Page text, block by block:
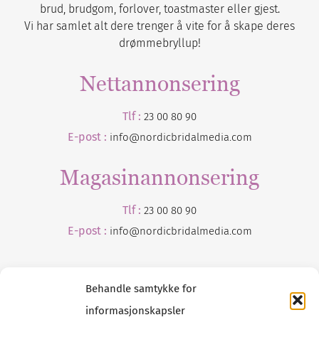
Behandle samtykke for
informasjonskapsler
brud, brudgom, forlover, toastmaster eller gjest.
Vi har samlet alt dere trenger å vite for å skape deres
drømmebryllup!
Nettannonsering
Tlf : 23 00 80 90
E-post : info@nordicbridalmedia.com
Magasinannonsering
Tlf : 23 00 80 90
E-post : info@nordicbridalmedia.com